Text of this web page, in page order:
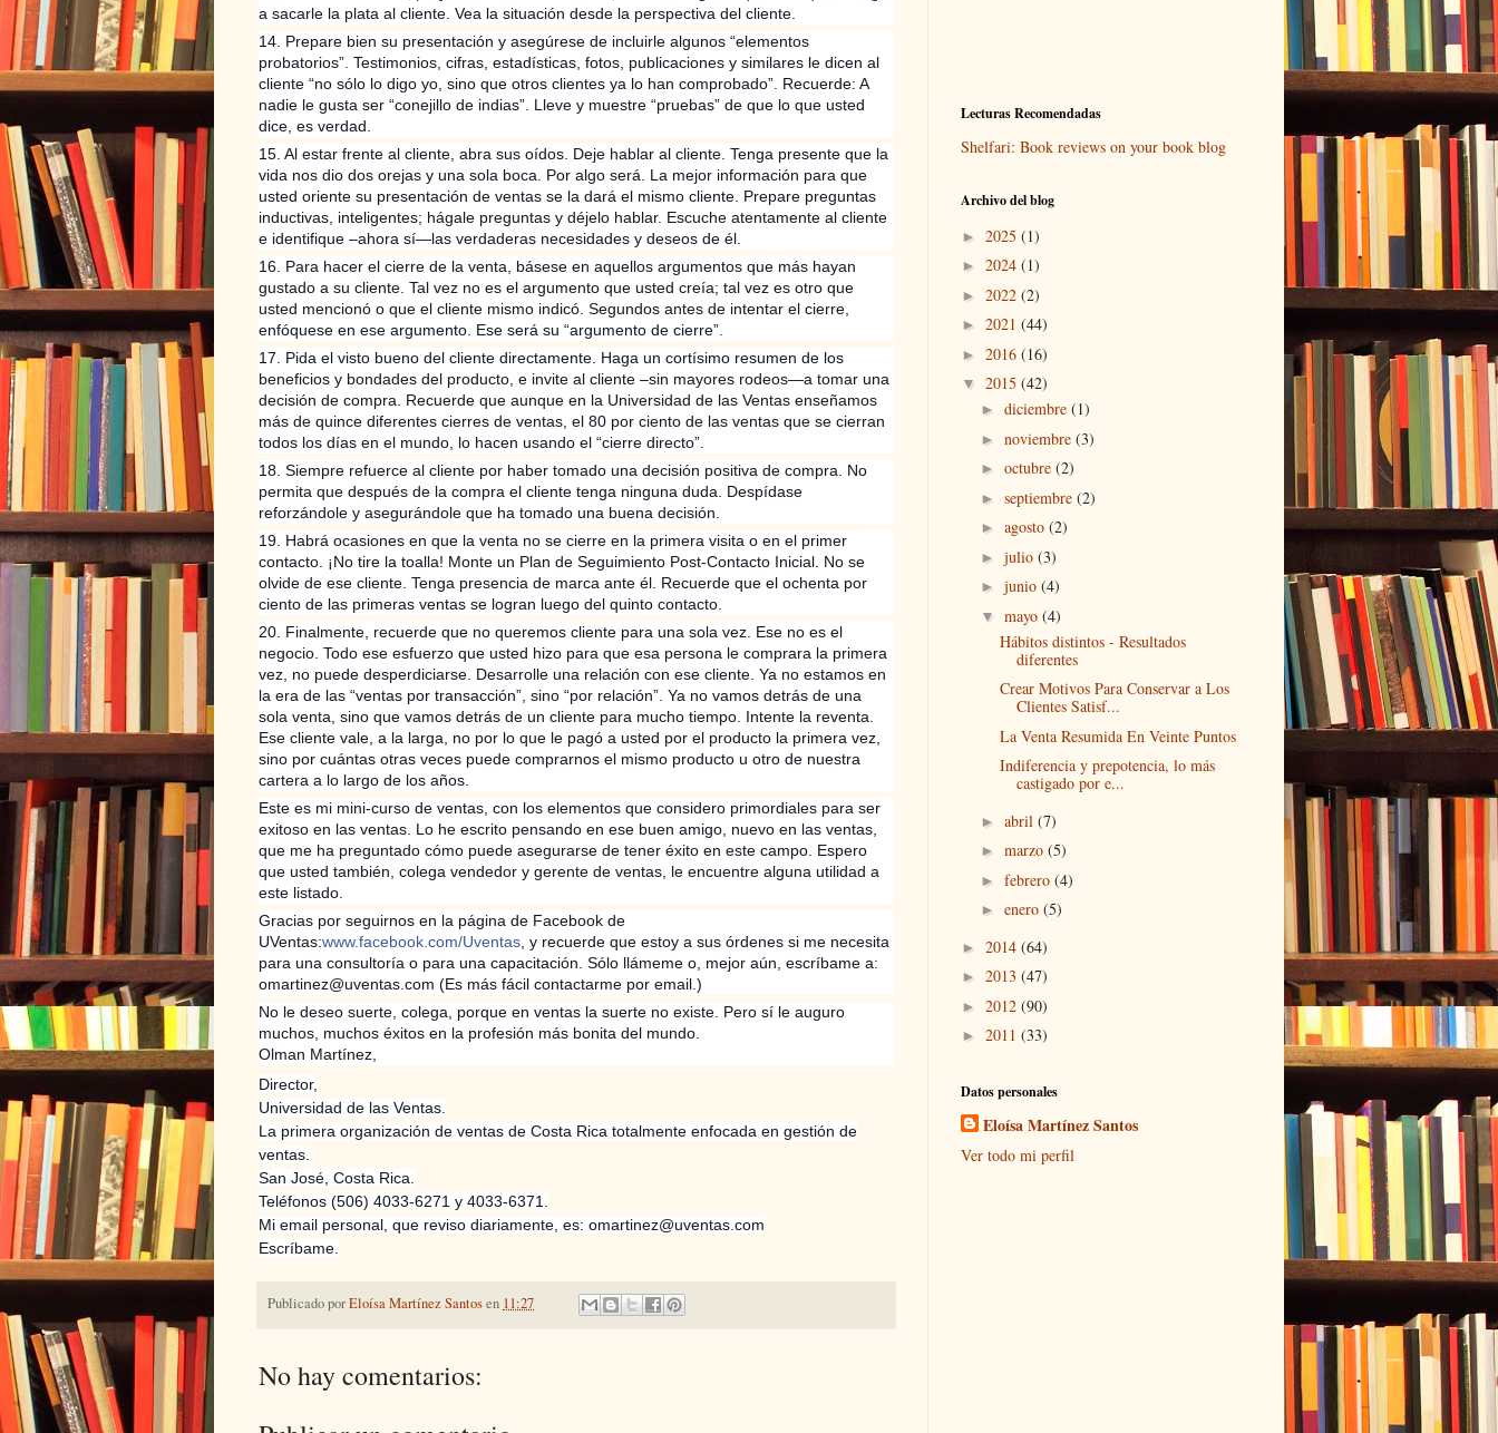
a sacarle la plata al cliente. Vea la situación desde la perspectiva del cliente.
14. Prepare bien su presentación y asegúrese de incluirle algunos “elementos
probatorios”. Testimonios, cifras, estadísticas, fotos, publicaciones y similares le dicen al
cliente “no sólo lo digo yo, sino que otros clientes ya lo han comprobado”. Recuerde: A
nadie le gusta ser “conejillo de indias”. Lleve y muestre “pruebas” de que lo que usted
dice, es verdad.
15. Al estar frente al cliente, abra sus oídos. Deje hablar al cliente. Tenga presente que la
vida nos dio dos orejas y una sola boca. Por algo será. La mejor información para que
usted oriente su presentación de ventas se la dará el mismo cliente. Prepare preguntas
inductivas, inteligentes; hágale preguntas y déjelo hablar. Escuche atentamente al cliente
e identifique –ahora sí—las verdaderas necesidades y deseos de él.
16. Para hacer el cierre de la venta, básese en aquellos argumentos que más hayan
gustado a su cliente. Tal vez no es el argumento que usted creía; tal vez es otro que
usted mencionó o que el cliente mismo indicó. Segundos antes de intentar el cierre,
enfóquese en ese argumento. Ese será su “argumento de cierre”.
17. Pida el visto bueno del cliente directamente. Haga un cortísimo resumen de los
beneficios y bondades del producto, e invite al cliente –sin mayores rodeos—a tomar una
decisión de compra. Recuerde que aunque en la Universidad de las Ventas enseñamos
más de quince diferentes cierres de ventas, el 80 por ciento de las ventas que se cierran
todos los días en el mundo, lo hacen usando el “cierre directo”.
18. Siempre refuerce al cliente por haber tomado una decisión positiva de compra. No
permita que después de la compra el cliente tenga ninguna duda. Despídase
reforzándole y asegurándole que ha tomado una buena decisión.
19. Habrá ocasiones en que la venta no se cierre en la primera visita o en el primer
contacto. ¡No tire la toalla! Monte un Plan de Seguimiento Post-Contacto Inicial. No se
olvide de ese cliente. Tenga presencia de marca ante él. Recuerde que el ochenta por
ciento de las primeras ventas se logran luego del quinto contacto.
20. Finalmente, recuerde que no queremos cliente para una sola vez. Ese no es el
negocio. Todo ese esfuerzo que usted hizo para que esa persona le comprara la primera
vez, no puede desperdiciarse. Desarrolle una relación con ese cliente. Ya no estamos en
la era de las “ventas por transacción”, sino “por relación”. Ya no vamos detrás de una
sola venta, sino que vamos detrás de un cliente para mucho tiempo. Intente la reventa.
Ese cliente vale, a la larga, no por lo que le pagó a usted por el producto la primera vez,
sino por cuántas otras veces puede comprarnos el mismo producto u otro de nuestra
cartera a lo largo de los años.
Este es mi mini-curso de ventas, con los elementos que considero primordiales para ser
exitoso en las ventas. Lo he escrito pensando en ese buen amigo, nuevo en las ventas,
que me ha preguntado cómo puede asegurarse de tener éxito en este campo. Espero
que usted también, colega vendedor y gerente de ventas, le encuentre alguna utilidad a
este listado.
Gracias por seguirnos en la página de Facebook de
UVentas:www.facebook.com/Uventas , y recuerde que estoy a sus órdenes si me necesita
para una consultoría o para una capacitación. Sólo llámeme o, mejor aún, escríbame a:
omartinez@uventas.com (Es más fácil contactarme por email.)
No le deseo suerte, colega, porque en ventas la suerte no existe. Pero sí le auguro
muchos, muchos éxitos en la profesión más bonita del mundo.
Olman Martínez,
Director,
Universidad de las Ventas.
La primera organización de ventas de Costa Rica totalmente enfocada en gestión de
ventas.
San José, Costa Rica.
Teléfonos (506) 4033-6271 y 4033-6371.
Mi email personal, que reviso diariamente, es: omartinez@uventas.com
Escríbame.
Publicado porEloísa Martínez Santosen 11:27
No hay comentarios:
Lecturas Recomendadas
Shelfari: Book reviews on your book blog
Archivo del blog
► 2025 (1)
► 2024 (1)
► 2022 (2)
► 2021 (44)
► 2016 (16)
▼ 2015 (42)
► diciembre (1)
► noviembre (3)
► octubre (2)
► septiembre (2)
► agosto (2)
► julio (3)
► junio (4)
▼ mayo (4)
Hábitos distintos - Resultados
diferentes
Crear Motivos Para Conservar a Los
Clientes Satisf...
La Venta Resumida En Veinte Puntos
Indiferencia y prepotencia, lo más
castigado por e...
► abril (7)
► marzo (5)
► febrero (4)
► enero (5)
► 2014 (64)
► 2013 (47)
► 2012 (90)
► 2011 (33)
Datos personales
Eloísa Martínez Santos
Ver todo mi perfil